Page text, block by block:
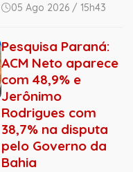
05 Ago 2026 / 15h43
Pesquisa Paraná:
ACM Neto aparece
com 48,9% e
Jerônimo
Rodrigues com
38,7% na disputa
pelo Governo da
Bahia